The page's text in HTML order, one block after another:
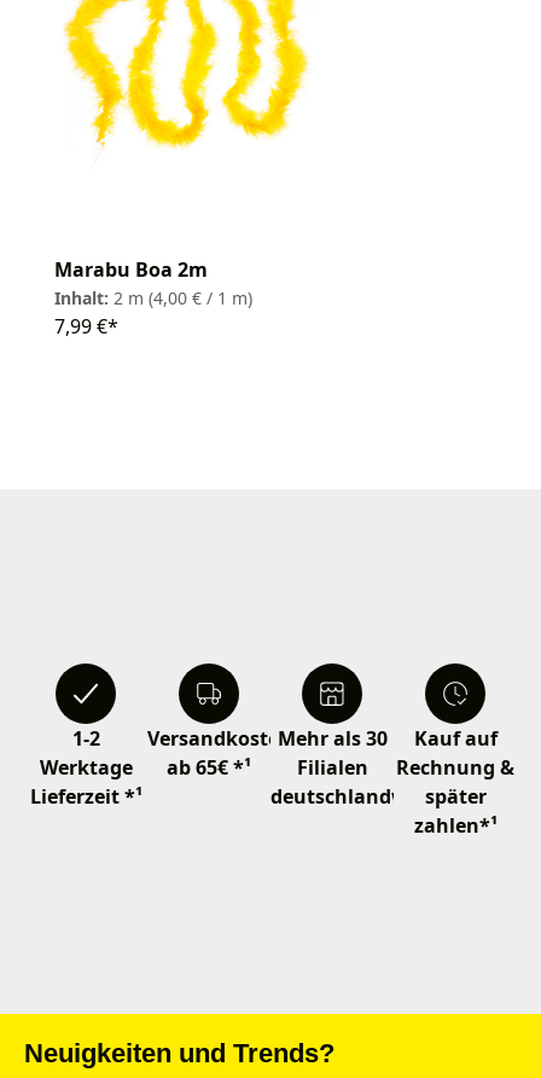
Marabu Boa 2m
Inhalt: 2 m (4,00 € / 1 m)
7,99 €*
1-2
Werktage
Lieferzeit *¹
Versandkostenfrei
ab 65€ *¹
Mehr als 30
Filialen
deutschlandweit
Kauf auf
Rechnung &
später
zahlen*¹
Neuigkeiten und Trends?